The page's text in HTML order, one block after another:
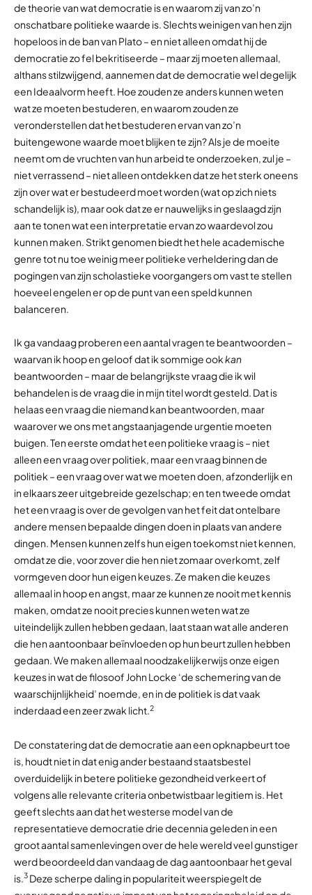
de theorie van wat democratie is en waarom zij van zo’n
onschatbare politieke waarde is. Slechts weinigen van hen zijn
hopeloos in de ban van Plato – en niet alleen omdat hij de
democratie zo fel bekritiseerde – maar zij moeten allemaal,
althans stilzwijgend, aannemen dat de democratie wel degelijk
een Ideaalvorm heeft. Hoe zouden ze anders kunnen weten
wat ze moeten bestuderen, en waarom zouden ze
veronderstellen dat het bestuderen ervan van zo’n
buitengewone waarde moet blijken te zijn? Als je de moeite
neemt om de vruchten van hun arbeid te onderzoeken, zul je –
niet verrassend – niet alleen ontdekken dat ze het sterk oneens
zijn over wat er bestudeerd moet worden (wat op zich niets
schandelijk is), maar ook dat ze er nauwelijks in geslaagd zijn
aan te tonen wat een interpretatie ervan zo waardevol zou
kunnen maken. Strikt genomen biedt het hele academische
genre tot nu toe weinig meer politieke verheldering dan de
pogingen van zijn scholastieke voorgangers om vast te stellen
hoeveel engelen er op de punt van een speld kunnen
balanceren.
Ik ga vandaag proberen een aantal vragen te beantwoorden –
waarvan ik hoop en geloof dat ik sommige ookkan
beantwoorden – maar de belangrijkste vraag die ik wil
behandelen is de vraag die in mijn titel wordt gesteld. Dat is
helaas een vraag die niemand kan beantwoorden, maar
waarover we ons met angstaanjagende urgentie moeten
buigen. Ten eerste omdat het een politieke vraag is – niet
alleen een vraag over politiek, maar een vraag binnen de
politiek – een vraag over wat we moeten doen, afzonderlijk en
in elkaars zeer uitgebreide gezelschap; en ten tweede omdat
het een vraag is over de gevolgen van het feit dat ontelbare
andere mensen bepaalde dingen doen in plaats van andere
dingen. Mensen kunnen zelfs hun eigen toekomst niet kennen,
omdat ze die, voor zover die hen niet zomaar overkomt, zelf
vormgeven door hun eigen keuzes. Ze maken die keuzes
allemaal in hoop en angst, maar ze kunnen ze nooit met kennis
maken, omdat ze nooit precies kunnen weten wat ze
uiteindelijk zullen hebben gedaan, laat staan wat alle anderen
die hen aantoonbaar beïnvloeden op hun beurt zullen hebben
gedaan. We maken allemaal noodzakelijkerwijs onze eigen
keuzes in wat de filosoof John Locke ‘de schemering van de
waarschijnlijkheid’ noemde, en in de politiek is dat vaak
inderdaad een zeer zwak licht.2
De constatering dat de democratie aan een opknapbeurt toe
is, houdt niet in dat enig ander bestaand staatsbestel
overduidelijk in betere politieke gezondheid verkeert of
volgens alle relevante criteria onbetwistbaar legitiem is. Het
geeft slechts aan dat het westerse model van de
representatieve democratie drie decennia geleden in een
groot aantal samenlevingen over de hele wereld veel gunstiger
werd beoordeeld dan vandaag de dag aantoonbaar het geval
is. 3 Deze scherpe daling in populariteit weerspiegelt de